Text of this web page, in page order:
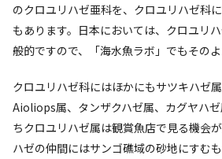
のクロユリハゼ亜科を、クロユリハゼ科
もあります。日本においては、クロユリ
般的ですので、「海水魚ラボ」でもそのよ
クロユリハゼ科にはほかにもサツキハゼ属
Aioliops属、タンザクハゼ属、カグヤハ
ちクロユリハゼ属は観賞魚店で見る機会
ハゼの仲間にはサンゴ礁域の砂地にすむ